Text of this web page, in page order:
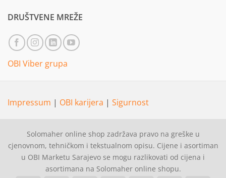
DRUŠTVENE MREŽE
OBI Viber grupa
Impressum | OBI karijera | Sigurnost
Solomaher online shop zadržava pravo na greške u
cjenovnom, tehničkom i tekstualnom opisu. Cijene i asortiman
u OBI Marketu Sarajevo se mogu razlikovati od cijena i
asortimana na Solomaher online shopu.